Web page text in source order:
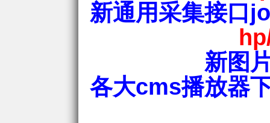
新通用采集接口
新图
各大cms播放器